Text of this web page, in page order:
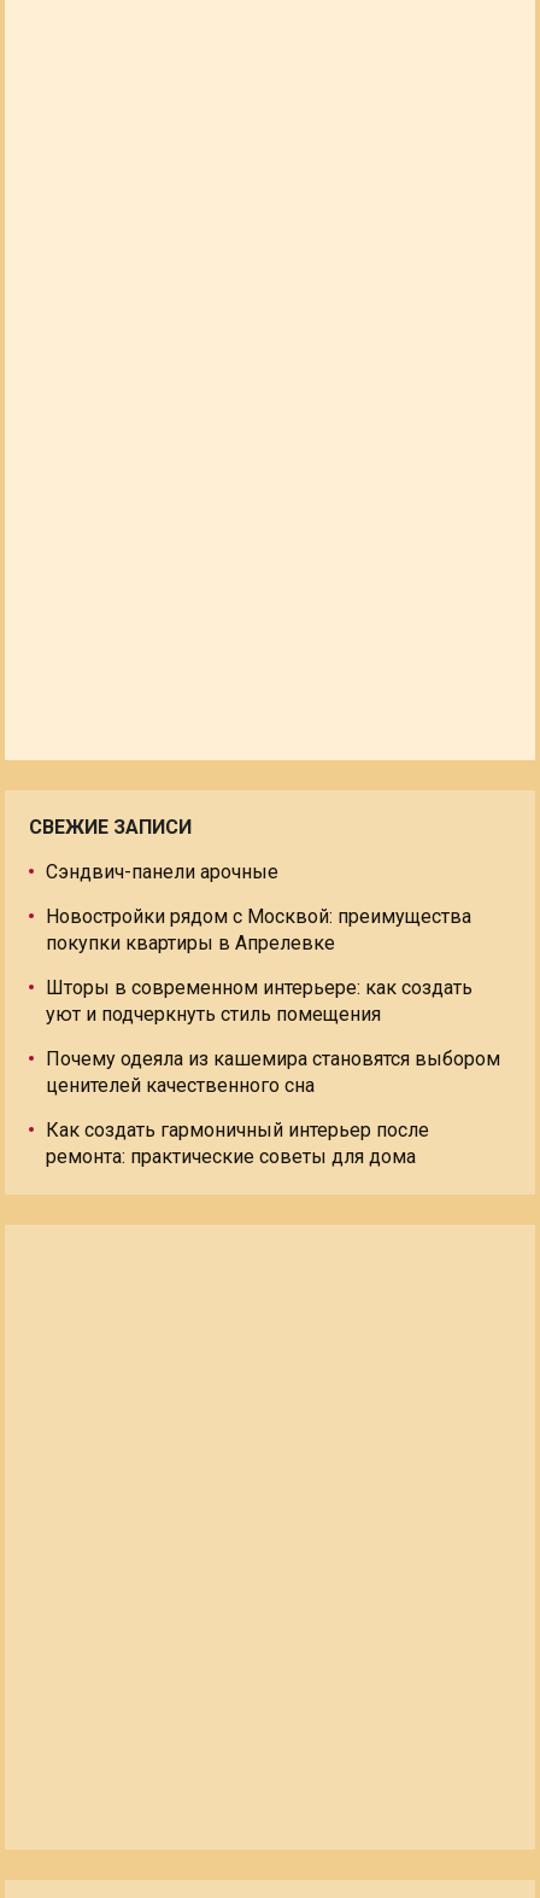
СВЕЖИЕ ЗАПИСИ
Сэндвич-панели арочные
Новостройки рядом с Москвой: преимущества
покупки квартиры в Апрелевке
Шторы в современном интерьере: как создать
уют и подчеркнуть стиль помещения
Почему одеяла из кашемира становятся выбором
ценителей качественного сна
Как создать гармоничный интерьер после
ремонта: практические советы для дома